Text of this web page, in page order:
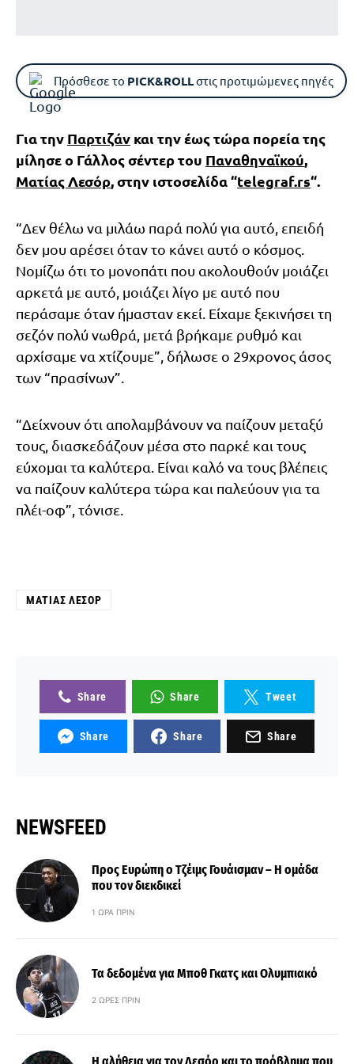
Πρόσθεσε το PICK&ROLLστις προτιμώμενες πηγές
Για την Παρτιζάν και την έως τώρα πορεία της
μίλησε ο Γάλλος σέντερ του Παναθηναϊκού,
Ματίας Λεσόρ, στην ιστοσελίδα “telegraf.rs“.
“Δεν θέλω να μιλάω παρά πολύ για αυτό, επειδή
δεν μου αρέσει όταν το κάνει αυτό ο κόσμος.
Νομίζω ότι το μονοπάτι που ακολουθούν μοιάζει
αρκετά με αυτό, μοιάζει λίγο με αυτό που
περάσαμε όταν ήμασταν εκεί. Είχαμε ξεκινήσει τη
σεζόν πολύ νωθρά, μετά βρήκαμε ρυθμό και
αρχίσαμε να χτίζουμε”, δήλωσε ο 29χρονος άσος
των “πρασίνων”.
“Δείχνουν ότι απολαμβάνουν να παίζουν μεταξύ
τους, διασκεδάζουν μέσα στο παρκέ και τους
εύχομαι τα καλύτερα. Είναι καλό να τους βλέπεις
να παίζουν καλύτερα τώρα και παλεύουν για τα
πλέι-οφ”, τόνισε.
ΜΑΤΊΑΣ ΛΕΣΌΡ
Share Share Tweet
Share Share Share
NEWSFEED
Προς Ευρώπη ο Τζέιμς Γουάισμαν – Η ομάδα
που τον διεκδικεί
1 ΏΡΑ ΠΡΙΝ
Τα δεδομένα για Μποθ Γκατς και Ολυμπιακό
2 ΏΡΕΣ ΠΡΙΝ